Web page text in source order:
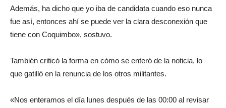
Además, ha dicho que yo iba de candidata cuando eso nunca
fue así, entonces ahí se puede ver la clara desconexión que
tiene con Coquimbo», sostuvo.
También criticó la forma en cómo se enteró de la noticia, lo
que gatilló en la renuncia de los otros militantes.
«Nos enteramos el día lunes después de las 00:00 al revisar